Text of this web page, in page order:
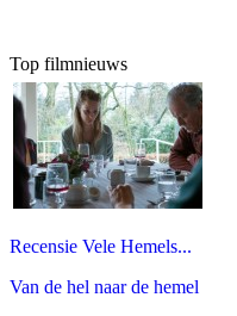
Top filmnieuws
Recensie Vele Hemels...
Van de hel naar de hemel